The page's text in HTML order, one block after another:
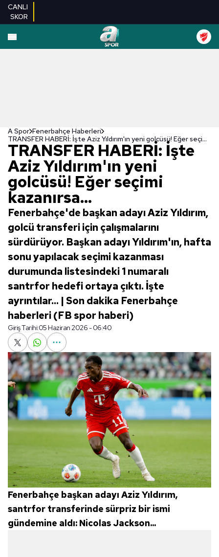
CANLI
SKOR
A Spor Fenerbahçe Haberleri
TRANSFER HABERİ: İşte Aziz Yıldırım'ın yeni golcüsü! Eğer seçimi kazanırsa...
TRANSFER HABERİ: İşte
Aziz Yıldırım'ın yeni
golcüsü! Eğer seçimi
kazanırsa...
Fenerbahçe'de başkan adayı Aziz Yıldırım,
golcü transferi için çalışmalarını
sürdürüyor. Başkan adayı Yıldırım'ın, hafta
sonu yapılacak seçimi kazanması
durumunda listesindeki 1 numaralı
santrfor hedefi ortaya çıktı. İşte
ayrıntılar... | Son dakika Fenerbahçe
haberleri (FB spor haberi)
Giriş Tarihi:05 Haziran 2026 - 06:40
Fenerbahçe başkan adayı Aziz Yıldırım,
santrfor transferinde sürpriz bir ismi
gündemine aldı: Nicolas Jackson...